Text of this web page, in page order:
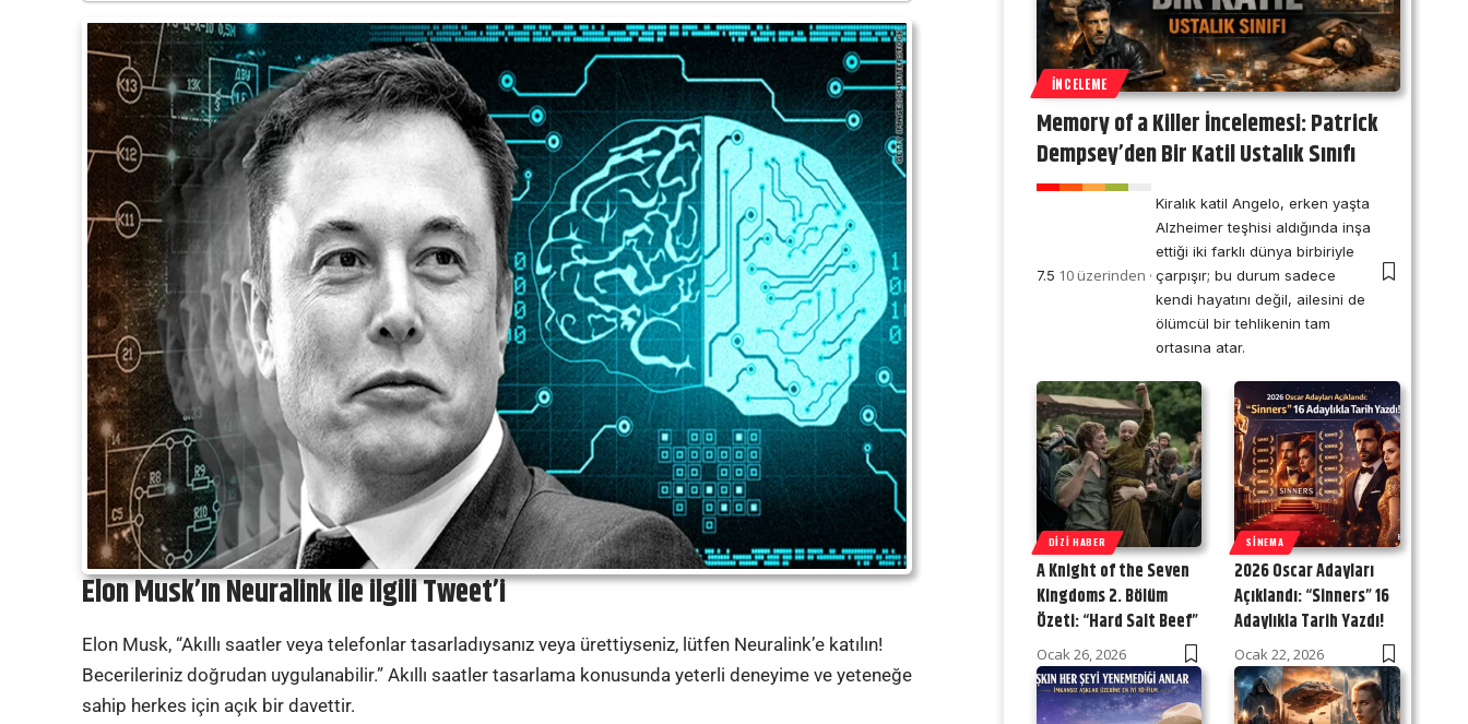
Elon Musk’ın Neuralink ile ilgili Tweet’i
Elon Musk, “Akıllı saatler veya telefonlar tasarladıysanız veya ürettiyseniz, lütfen Neuralink’e katılın!
Becerileriniz doğrudan uygulanabilir.” Akıllı saatler tasarlama konusunda yeterli deneyime ve yeteneğe
sahip herkes için açık bir davettir.
İNCELEME
Memory of a Killer İncelemesi: Patrick
Dempsey’den Bir Katil Ustalık Sınıfı
7.5 10 üzerinden
Kiralık katil Angelo, erken yaşta
Alzheimer teşhisi aldığında inşa
ettiği iki farklı dünya birbiriyle
çarpışır; bu durum sadece
kendi hayatını değil, ailesini de
ölümcül bir tehlikenin tam
ortasına atar.
DIZI HABER
A Knight of the Seven
Kingdoms 2. Bölüm
Özeti: “Hard Salt Beef”
Ocak 26, 2026
SINEMA
2026 Oscar Adayları
Açıklandı: “Sinners” 16
Adaylıkla Tarih Yazdı!
Ocak 22, 2026